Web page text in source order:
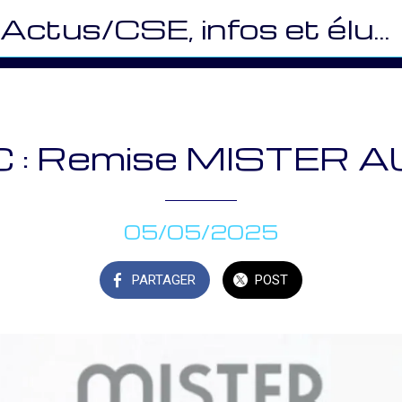
Actus/CSE, infos et élus (SOC)
: Remise MISTER
05/05/2025
PARTAGER POST